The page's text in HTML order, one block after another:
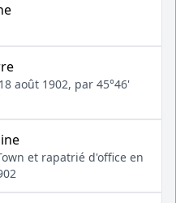
août 1902, par 45°46'
et rapatrié d'office en